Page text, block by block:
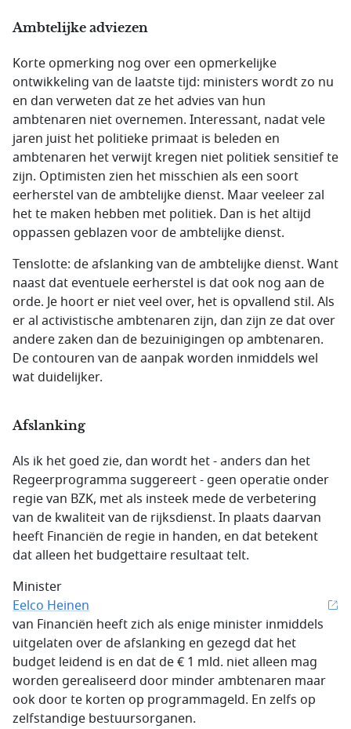
Ambtelijke adviezen
Korte opmerking nog over een opmerkelijke
ontwikkeling van de laatste tijd: ministers wordt zo nu
en dan verweten dat ze het advies van hun
ambtenaren niet overnemen. Interessant, nadat vele
jaren juist het politieke primaat is beleden en
ambtenaren het verwijt kregen niet politiek sensitief te
zijn. Optimisten zien het misschien als een soort
eerherstel van de ambtelijke dienst. Maar veeleer zal
het te maken hebben met politiek. Dan is het altijd
oppassen geblazen voor de ambtelijke dienst.
Tenslotte: de afslanking van de ambtelijke dienst. Want
naast dat eventuele eerherstel is dat ook nog aan de
orde. Je hoort er niet veel over, het is opvallend stil. Als
er al activistische ambtenaren zijn, dan zijn ze dat over
andere zaken dan de bezuinigingen op ambtenaren.
De contouren van de aanpak worden inmiddels wel
wat duidelijker.
Afslanking
Als ik het goed zie, dan wordt het - anders dan het
Regeerprogramma suggereert - geen operatie onder
regie van BZK, met als insteek mede de verbetering
van de kwaliteit van de rijksdienst. In plaats daarvan
heeft Financiën de regie in handen, en dat betekent
dat alleen het budgettaire resultaat telt.
Minister
Eelco Heinen
van Financiën heeft zich als enige minister inmiddels
uitgelaten over de afslanking en gezegd dat het
budget leidend is en dat de € 1 mld. niet alleen mag
worden gerealiseerd door minder ambtenaren maar
ook door te korten op programmageld. En zelfs op
zelfstandige bestuursorganen.